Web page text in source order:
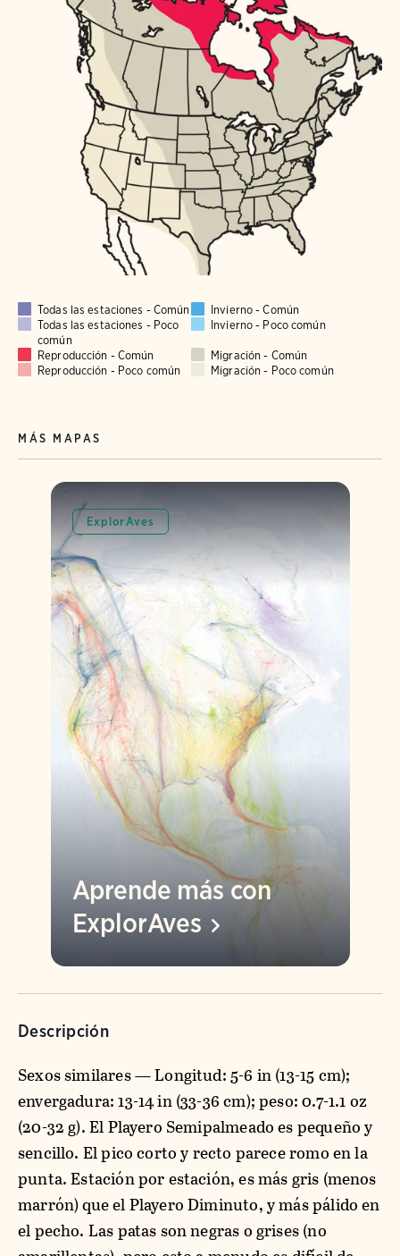
Todas las estaciones - Común
Invierno - Común
Todas las estaciones - Poco
común
Invierno - Poco común
Reproducción - Común
Migración - Común
Reproducción - Poco común
Migración - Poco común
MÁS MAPAS
ExplorAves
Aprende más con
ExplorAves
Descripción
Sexos similares — Longitud: 5-6 in (13-15 cm);
envergadura: 13-14 in (33-36 cm); peso: 0.7-1.1 oz
(20-32 g). El Playero Semipalmeado es pequeño y
sencillo. El pico corto y recto parece romo en la
punta. Estación por estación, es más gris (menos
marrón) que el Playero Diminuto, y más pálido en
el pecho. Las patas son negras o grises (no